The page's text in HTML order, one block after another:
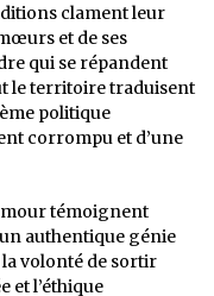
clament leur
et de ses
qui se répandent
le territoire traduisent
politique
corrompu et d’une
témoignent
authentique génie
volonté de sortir
et l’éthique